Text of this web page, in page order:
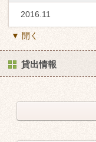
2016.11
▼ 開く
貸出情報